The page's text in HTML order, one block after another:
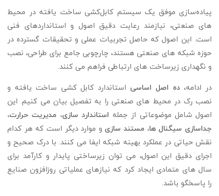
پیاده‌سازی موفق یک سیستم کابل‌کشی ساخت‌ یافته در محیط‌
های صنعتی، نیازمند رعایت دقیق اصول و استانداردهای فنی
است. این اصول که حاصل تجربیات عملی و تحقیقات گسترده در
حوزه شبکه‌ های صنعتی هستند، چارچوبی جامع برای طراحی، نصب
و نگهداری زیرساخت‌ های ارتباطی فراهم می‌ کنند.
در ادامه،ده اصل اساسی استاندارد کابل‌ کشی ساخت‌ یافته و
نصب رک در محیط‌ های صنعتی را به تفصیل بیان می‌ کنیم. این
اصول شامل موضوعاتی از جمله استاندارد سازی، مدیریت حرارت،
جداسازی سیگنال‌ ها، مستند سازی و موارد دیگر است که هر کدام
نقش حیاتی در عملکرد بهینه شبکه ایفا می‌ کنند. با درک صحیح و
اجرای دقیق این اصول، می‌ توان زیرساختی پایدار و کارآمد برای
سال‌ های متمادی ایجاد کرد که نیازهای عملیاتی روزافزون صنایع
را پاسخگو باشد.